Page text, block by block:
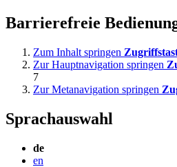
Barrierefreie
Zum Inhalt springen
Zur Hauptnavigation springen
7
Zur Metanavigation springen
Sprachauswahl
de
en